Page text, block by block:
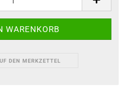
DEN MERKZETTEL